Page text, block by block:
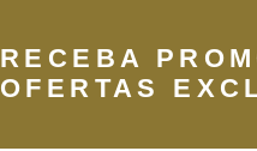
RECEBA
OFERTAS